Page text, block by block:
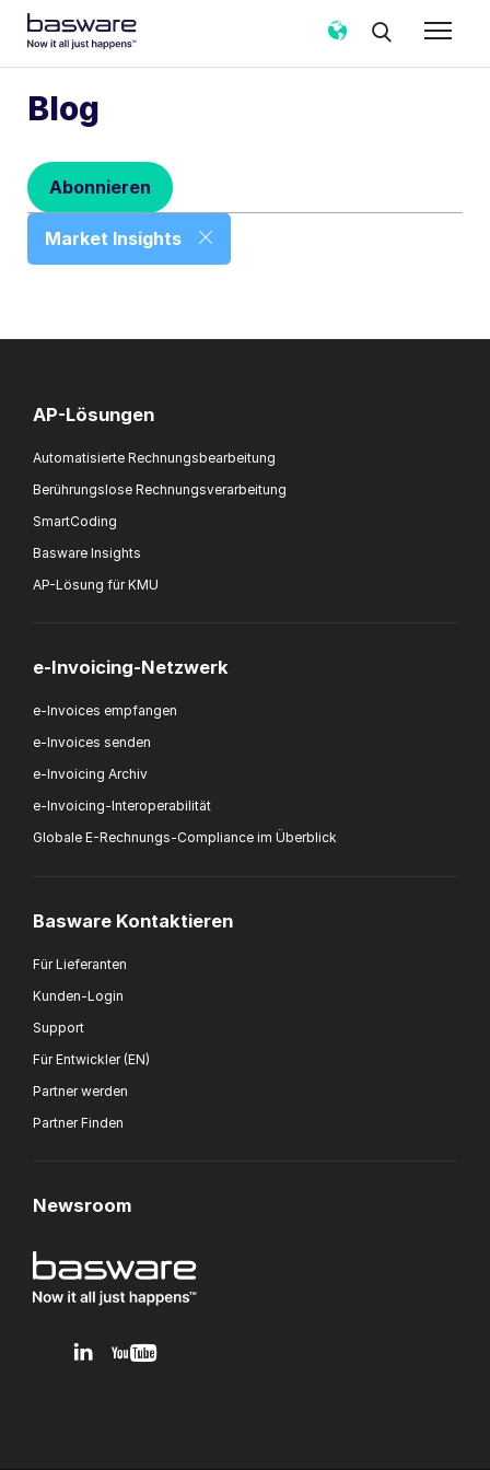
Blog
Abonnieren
Market Insights
Abonnieren Sie den Basware-Blog!
E-Mail*
Land*
Sofort
Wöchentlich Monatlich
erhobenen Kontaktdaten verarbeiten, um meine
Anfrage in Übereinstimmung mit dem
Ich stimme zu, Blog-E-Mail-Benachrichtigungen
oder durchKlicken hier
AP-Lösungen
Automatisierte Rechnungsbearbeitung
Berührungslose Rechnungsverarbeitung
SmartCoding
Basware Insights
AP-Lösung für KMU
e-Invoicing-Netzwerk
e-Invoices empfangen
e-Invoices senden
e-Invoicing Archiv
e-Invoicing-Interoperabilität
Globale E-Rechnungs-Compliance im Überblick
Basware Kontaktieren
Für Lieferanten
Kunden-Login
Support
Für Entwickler (EN)
Partner werden
Partner Finden
Newsroom